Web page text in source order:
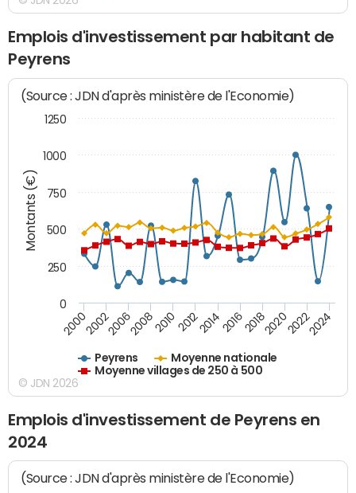
Emplois d'investissement par habitant de
Peyrens
Montants (€)
(Source : JDN d'après ministère de l'Economie)
Peyrens
Moyenne nationale
Moyenne villages de 250 à 500
200020022006200820102012201420162018202020222024
0
250
500
750
1000
1250
© JDN 2026
Emplois d'investissement de Peyrens en
2024
(Source : JDN d'après ministère de l'Economie)